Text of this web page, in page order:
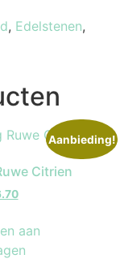
, Edelstenen,
Aanbieding!
Citrien
aan